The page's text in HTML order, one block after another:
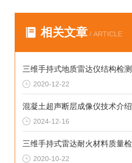
相关文章 / ARTICLE
2020-12-22
混凝土超声断层成像仪技术介绍
2024-12-16
2020-10-22